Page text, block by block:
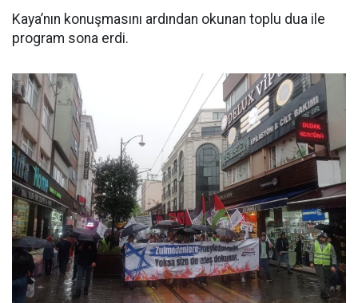
Kaya’nın konuşmasını ardından okunan toplu dua ile
program sona erdi.